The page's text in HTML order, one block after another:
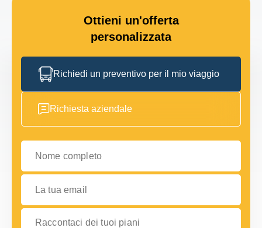
Ottieni un'offerta
personalizzata
Richiedi un preventivo per il mio viaggio
Richiesta aziendale
Nome completo
La tua email
Raccontaci dei tuoi piani